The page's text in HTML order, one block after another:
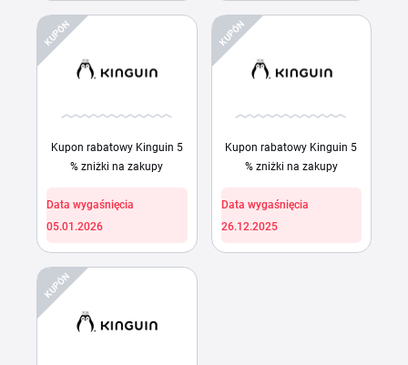
KUPÓN
Kupon rabatowy Kinguin 5
% zniżki na zakupy
Data wygaśnięcia
05.01.2026
KUPÓN
Kupon rabatowy Kinguin 5
% zniżki na zakupy
Data wygaśnięcia
26.12.2025
KUPÓN